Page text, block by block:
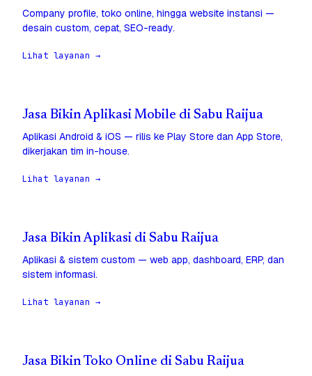
Company profile, toko online, hingga website instansi —
desain custom, cepat, SEO-ready.
Lihat layanan →
Jasa Bikin Aplikasi Mobile di Sabu Raijua
Aplikasi Android & iOS — rilis ke Play Store dan App Store,
dikerjakan tim in-house.
Lihat layanan →
Jasa Bikin Aplikasi di Sabu Raijua
Aplikasi & sistem custom — web app, dashboard, ERP, dan
sistem informasi.
Lihat layanan →
Jasa Bikin Toko Online di Sabu Raijua